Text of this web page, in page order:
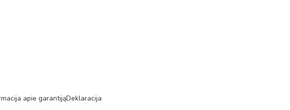
apie garantijąDeklaracija